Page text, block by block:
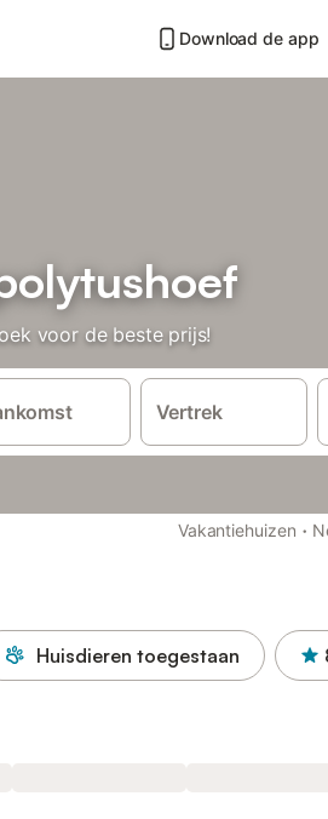
Download de app
voor de beste prijs!
Vertrek
Vakantiehuizen ·
Huisdieren toegestaan